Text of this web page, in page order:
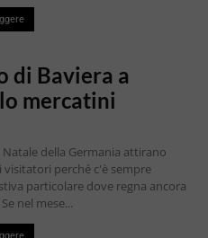
di Baviera a
mercatini
della Germania attirano
visitatori perché c'è sempre
particolare dove regna ancora
nel mese...